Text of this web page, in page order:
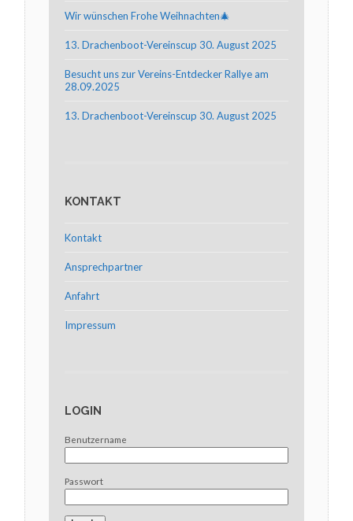
Wir wünschen Frohe Weihnachten🎄
13. Drachenboot-Vereinscup 30. August 2025
Besucht uns zur Vereins-Entdecker Rallye am
28.09.2025
13. Drachenboot-Vereinscup 30. August 2025
KONTAKT
Kontakt
Ansprechpartner
Anfahrt
Impressum
LOGIN
Benutzername
Passwort